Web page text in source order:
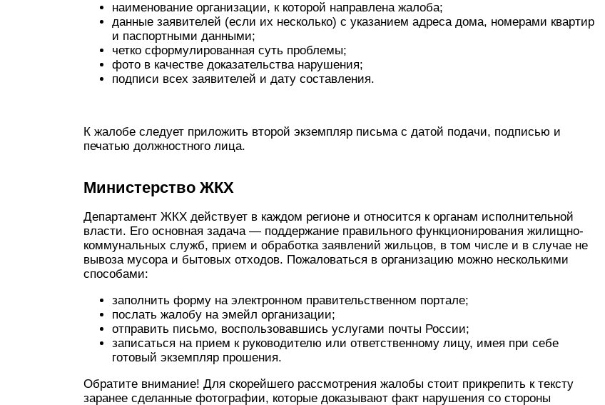
наименование организации, к которой направлена жалоба;
данные заявителей (если их несколько) с указанием адреса дома, номерами квартир
и паспортными данными;
четко сформулированная суть проблемы;
фото в качестве доказательства нарушения;
подписи всех заявителей и дату составления.
К жалобе следует приложить второй экземпляр письма с датой подачи, подписью и
печатью должностного лица.
Министерство ЖКХ
Департамент ЖКХ действует в каждом регионе и относится к органам исполнительной
власти. Его основная задача — поддержание правильного функционирования жилищно-
коммунальных служб, прием и обработка заявлений жильцов, в том числе и в случае не
вывоза мусора и бытовых отходов. Пожаловаться в организацию можно несколькими
способами:
заполнить форму на электронном правительственном портале;
послать жалобу на эмейл организации;
отправить письмо, воспользовавшись услугами почты России;
записаться на прием к руководителю или ответственному лицу, имея при себе
готовый экземпляр прошения.
Обратите внимание! Для скорейшего рассмотрения жалобы стоит прикрепить к тексту
заранее сделанные фотографии, которые доказывают факт нарушения со стороны